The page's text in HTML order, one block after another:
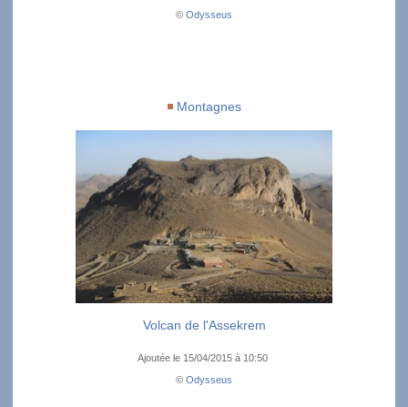
© Odysseus
Montagnes
Volcan de l'Assekrem
Ajoutée le 15/04/2015 à 10:50
© Odysseus